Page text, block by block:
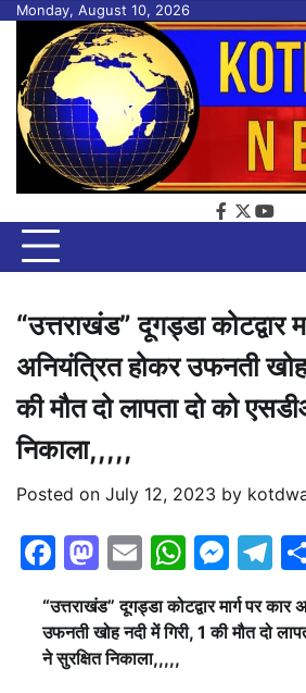
Skip
content
Monday, August 10, 2026
facebook
twitter
“उत्तराखंड” दूगड्डा कोटद्वार
अनियंत्रित होकर उफनती खोह
की मौत दो लापता दो को
निकाला,,,,,
Posted on July 12, 2023 by
Facebook
Mastodon
Email
“उत्तराखंड” दूगड्डा कोटद्वार मार्ग पर कार
उफनती खोह नदी में गिरी, 1 की मौत दो
नेसुरक्षित निकाला,,,,,